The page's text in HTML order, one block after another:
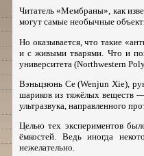
Читатель «Мембраны», как
могут самые необычные
Но оказывается, что такие
и с живыми тварями. Что и
университета (Northwestern
Вэньцзюнь Се (Wenjun Xie),
шариков из тяжёлых веществ
ультразвука, направленного
Целью тех экспериментов
ёмкостей. Ведь иногда
нежелательно.